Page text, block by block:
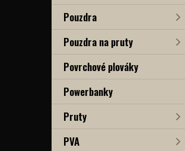
Pouzdra
Pouzdra na pruty
Povrchové plováky
Powerbanky
Pruty
PVA